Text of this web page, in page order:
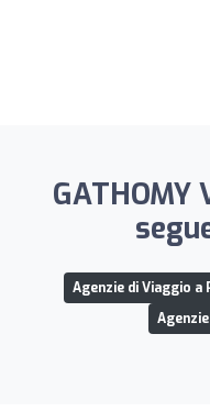
GATHOMY
Agenzie di Viaggio